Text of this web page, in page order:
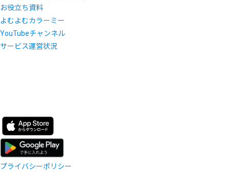
お役立ち資料
よむよむカラーミー
YouTubeチャンネル
サービス運営状況
プライバシーポリシー